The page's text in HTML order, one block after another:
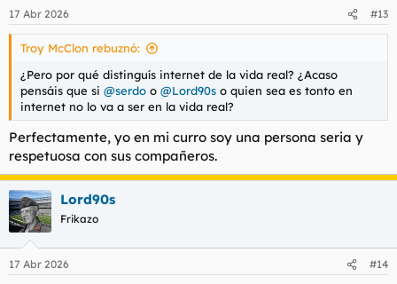
17 Abr 2026 #13
Troy McClon rebuznó:
¿Pero por qué distinguís internet de la vida real? ¿Acaso
pensáis que si @serdo o @Lord90s o quien sea es tonto en
internet no lo va a ser en la vida real?
Perfectamente, yo en mi curro soy una persona seria y
respetuosa con sus compañeros.
Lord90s
Frikazo
17 Abr 2026 #14